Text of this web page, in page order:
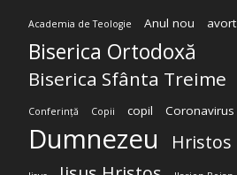
Academia de Teologie Anul nou avort
Biserica Ortodoxă
Biserica Sfânta Treime
Conferință Copii copil Coronavirus
Dumnezeu Hristos